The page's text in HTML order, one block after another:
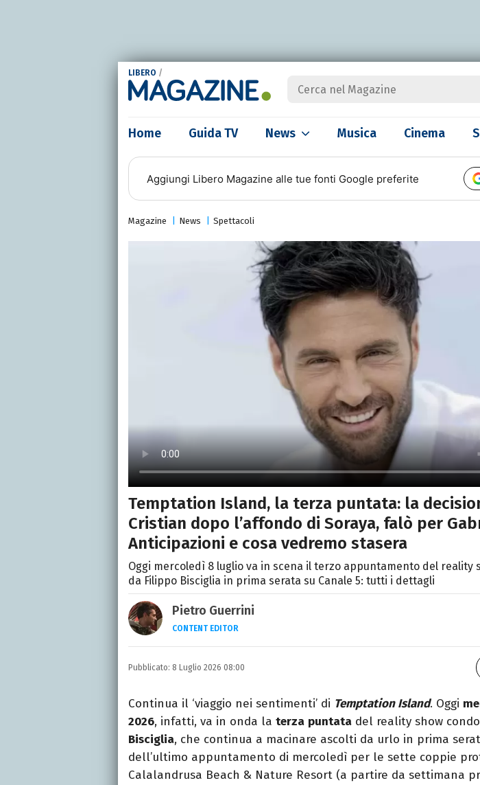
LIBERO /
Home Guida TV News Musica Cinema
Aggiungi Libero Magazine alle tue fonti Google preferite
Magazine News Spettacoli
Temptation Island, la terza puntata: la
Cristian dopo l’affondo di Soraya, falò per
Anticipazioni e cosa vedremo stasera
Oggi mercoledì 8 luglio va in scena il terzo appuntamento del reality
da Filippo Bisciglia in prima serata su Canale 5: tutti i dettagli
Pietro Guerrini
CONTENT EDITOR
Laurea in Lettere, smania di viaggi e passione per i
e della Pixar).
Pubblicato: 8 Luglio 2026 08:00
Continua il ‘viaggio nei sentimenti’ di Temptation Island. Oggi
2026, infatti, va in onda la terza puntata del reality show
Bisciglia, che continua a macinare ascolti da urlo in prima
dell’ultimo appuntamento di mercoledì per le sette coppie
Calalandrusa Beach & Nature Resort (a partire da settimana